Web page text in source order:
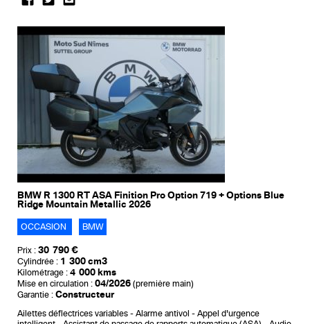
BMW R 1300 RT ASA Finition Pro Option 719 + Options Blue
Ridge Mountain Metallic 2026
OCCASION BMW
Prix : 30 790 €
Cylindrée : 1 300 cm3
Kilométrage : 4 000 kms
Mise en circulation : 04/2026 (première main)
Garantie : Constructeur
Ailettes déflectrices variables Alarme antivol
Appel d'urgence